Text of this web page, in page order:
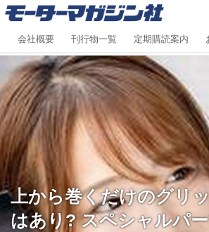
会社概要 刊行物一覧 定期購読案内
上から巻くだけのグリ
はあり? スペシャルパ